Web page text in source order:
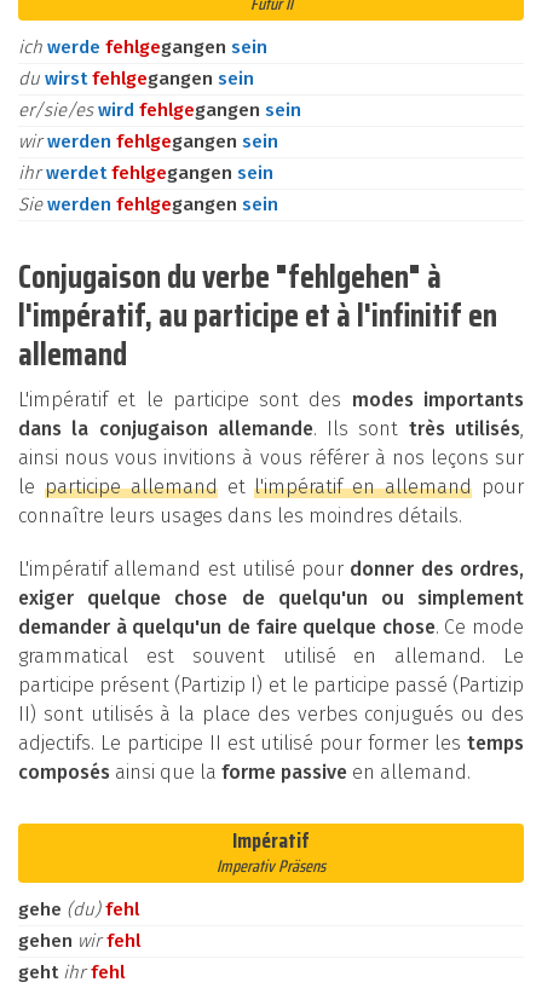
ich werde fehlgegangen sein
du wirstfehlgegangen sein
er/sie/eswird fehlgegangen sein
wirwerden fehlgegangen sein
ihrwerdetfehlgegangen sein
Siewerden fehlgegangen sein
Conjugaison du verbe "fehlgehen" à
l'impératif, au participe et à l'infinitif en
allemand
L'impératif et le participe sont des modes importants
dans la conjugaison allemande. Ils sont très utilisés,
ainsi nous vous invitions à vous référer à nos leçons sur
le participe allemandetl'impératif en allemand pour
connaître leurs usages dans les moindres détails.
L'impératif allemand est utilisé pour donner des ordres,
exiger quelque chose de quelqu'un ou simplement
demander à quelqu'un de faire quelque chose. Ce mode
grammatical est souvent utilisé en allemand. Le
participe présent (Partizip I) et le participe passé (Partizip
II) sont utilisés à la place des verbes conjugués ou des
adjectifs. Le participe II est utilisé pour former les temps
composés ainsi que la forme passive en allemand.
Impératif
Imperativ Präsens
gehe (du)fehl
gehen wirfehl
geht ihrfehl